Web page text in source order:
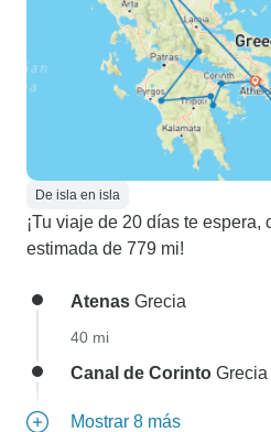
De isla en isla
¡Tu viaje de 20 días te espera,
estimada de 779 mi!
Atenas Grecia
40 mi
Canal de Corinto Grecia
Mostrar 8 más